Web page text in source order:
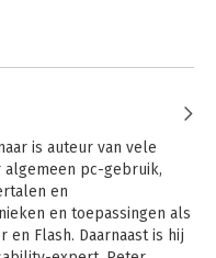
is auteur van vele
algemeen pc-gebruik,
en
en toepassingen als
en Flash. Daarnaast is hij